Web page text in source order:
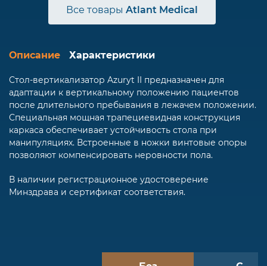
Все товары Atlant Medical
Описание Характеристики
Стол-вертикализатор Azuryt II предназначен для
адаптации к вертикальному положению пациентов
после длительного пребывания в лежачем положении.
Специальная мощная трапециевидная конструкция
каркаса обеспечивает устойчивость стола при
манипуляциях. Встроенные в ножки винтовые опоры
позволяют компенсировать неровности пола.
В наличии регистрационное удостоверение
Минздрава и сертификат соответствия.